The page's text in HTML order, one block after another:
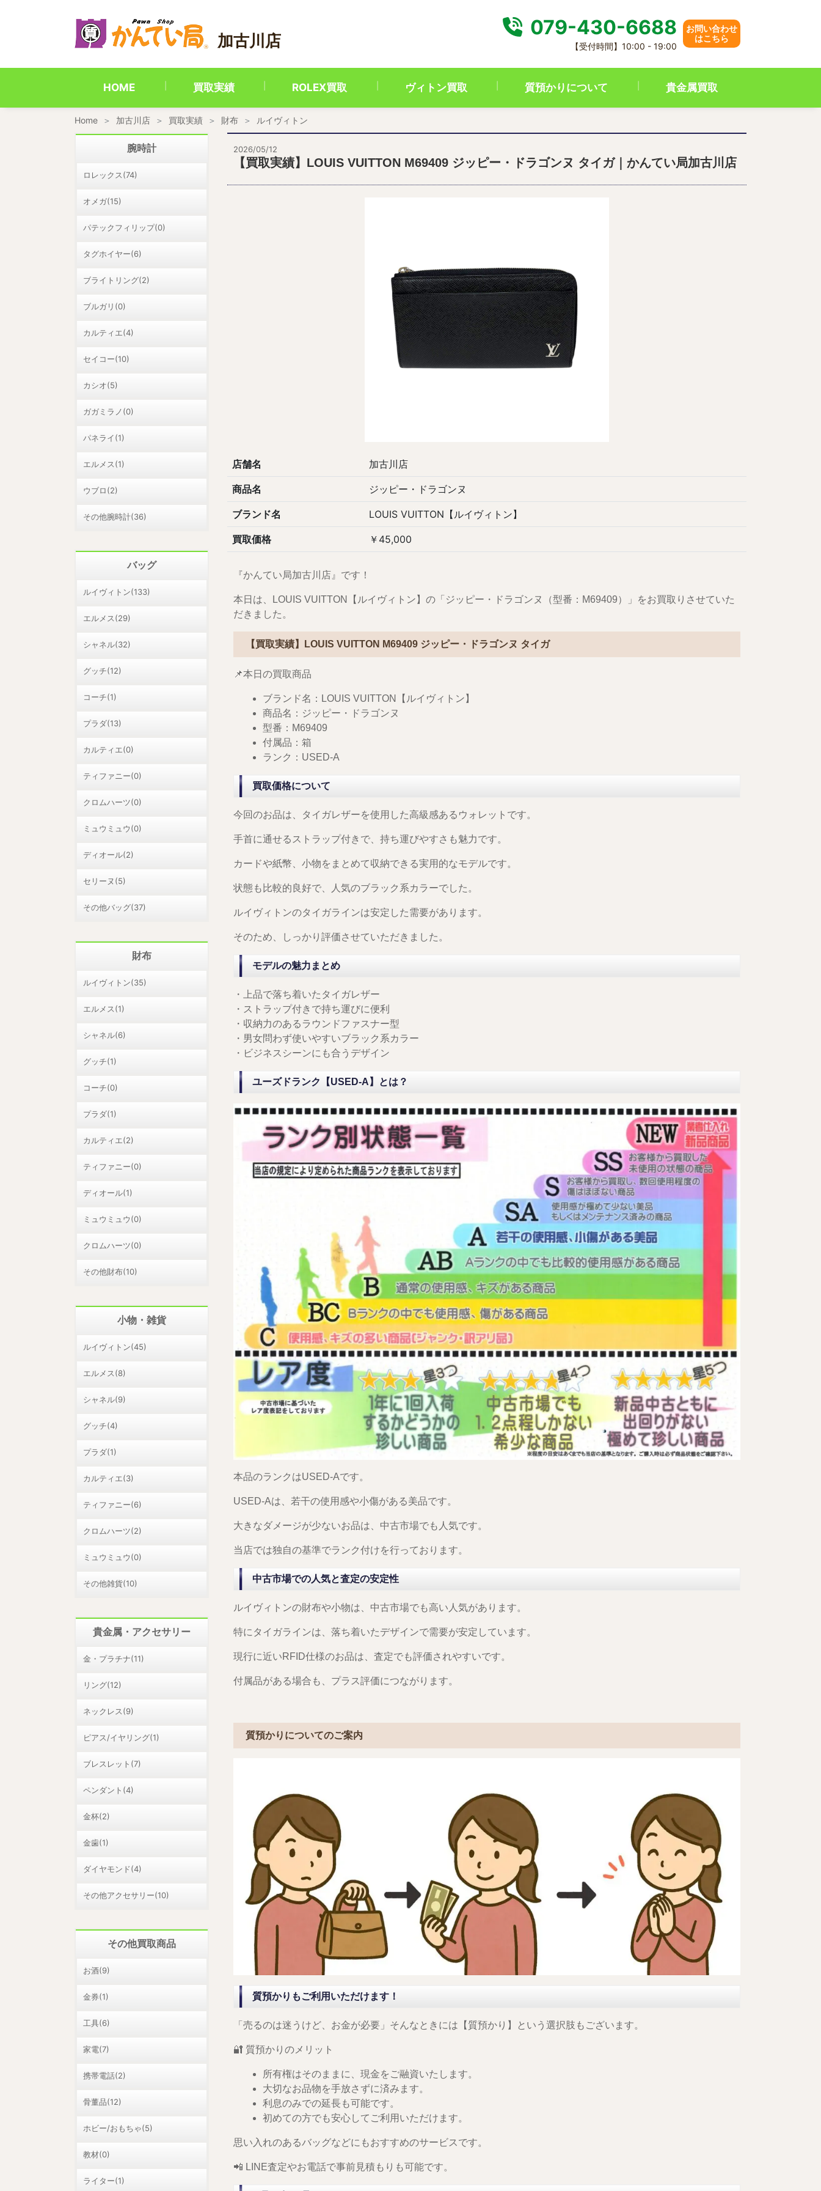
加古川店
079-430-6688
【受付時間】10:00 - 19:00
お問い合わせ
はこちら
HOME 買取実績 ROLEX買取 ヴィトン買取 質預かりについて 貴金属買取
Home 加古川店 買取実績 財布 ルイヴィトン
2026/05/12
【買取実績】LOUIS VUITTON M69409 ジッピー・ドラゴンヌ タイガ｜かんてい局加古川店
店舗名 加古川店
商品名 ジッピー・ドラゴンヌ
ブランド名 LOUIS VUITTON【ルイヴィトン】
買取価格 ￥45,000
『かんてい局加古川店』です！
本日は、LOUIS VUITTON【ルイヴィトン】の「ジッピー・ドラゴンヌ（型番：M69409）」をお買取りさせていた
だきました。
【買取実績】LOUIS VUITTON M69409 ジッピー・ドラゴンヌ タイガ
📌本日の買取商品
ブランド名：LOUIS VUITTON【ルイヴィトン】
商品名：ジッピー・ドラゴンヌ
型番：M69409
付属品：箱
ランク：USED-A
買取価格について
今回のお品は、タイガレザーを使用した高級感あるウォレットです。
手首に通せるストラップ付きで、持ち運びやすさも魅力です。
カードや紙幣、小物をまとめて収納できる実用的なモデルです。
状態も比較的良好で、人気のブラック系カラーでした。
ルイヴィトンのタイガラインは安定した需要があります。
そのため、しっかり評価させていただきました。
モデルの魅力まとめ
・上品で落ち着いたタイガレザー
・ストラップ付きで持ち運びに便利
・収納力のあるラウンドファスナー型
・男女問わず使いやすいブラック系カラー
・ビジネスシーンにも合うデザイン
ユーズドランク【USED-A】とは？
本品のランクはUSED-Aです。
USED-Aは、若干の使用感や小傷がある美品です。
大きなダメージが少ないお品は、中古市場でも人気です。
当店では独自の基準でランク付けを行っております。
中古市場での人気と査定の安定性
ルイヴィトンの財布や小物は、中古市場でも高い人気があります。
特にタイガラインは、落ち着いたデザインで需要が安定しています。
現行に近いRFID仕様のお品は、査定でも評価されやすいです。
付属品がある場合も、プラス評価につながります。
質預かりについてのご案内
質預かりもご利用いただけます！
「売るのは迷うけど、お金が必要」そんなときには【質預かり】という選択肢もございます。
🔐 質預かりのメリット
所有権はそのままに、現金をご融資いたします。
大切なお品物を手放さずに済みます。
利息のみでの延長も可能です。
初めての方でも安心してご利用いただけます。
思い入れのあるバッグなどにもおすすめのサービスです。
📲 LINE査定やお電話で事前見積もりも可能です。
腕時計
ロレックス(74)
オメガ(15)
パテックフィリップ(0)
タグホイヤー(6)
ブライトリング(2)
ブルガリ(0)
カルティエ(4)
セイコー(10)
カシオ(5)
ガガミラノ(0)
パネライ(1)
エルメス(1)
ウブロ(2)
その他腕時計(36)
バッグ
ルイヴィトン(133)
エルメス(29)
シャネル(32)
グッチ(12)
コーチ(1)
プラダ(13)
カルティエ(0)
ティファニー(0)
クロムハーツ(0)
ミュウミュウ(0)
ディオール(2)
セリーヌ(5)
その他バッグ(37)
財布
ルイヴィトン(35)
エルメス(1)
シャネル(6)
グッチ(1)
コーチ(0)
プラダ(1)
カルティエ(2)
ティファニー(0)
ディオール(1)
ミュウミュウ(0)
クロムハーツ(0)
その他財布(10)
小物・雑貨
ルイヴィトン(45)
エルメス(8)
シャネル(9)
グッチ(4)
プラダ(1)
カルティエ(3)
ティファニー(6)
クロムハーツ(2)
ミュウミュウ(0)
その他雑貨(10)
貴金属・アクセサリー
金・プラチナ(11)
リング(12)
ネックレス(9)
ピアス/イヤリング(1)
ブレスレット(7)
ペンダント(4)
金杯(2)
金歯(1)
ダイヤモンド(4)
その他アクセサリー(10)
その他買取商品
お酒(9)
金券(1)
工具(6)
家電(7)
携帯電話(2)
骨董品(12)
ホビー/おもちゃ(5)
教材(0)
ライター(1)